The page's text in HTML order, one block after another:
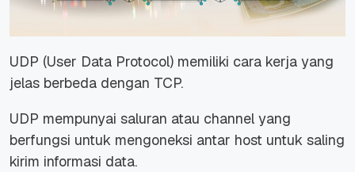
UDP (User Data Protocol) memiliki cara kerja yang
jelas berbeda dengan TCP.
UDP mempunyai saluran atau channel yang
berfungsi untuk mengoneksi antar host untuk saling
kirim informasi data.